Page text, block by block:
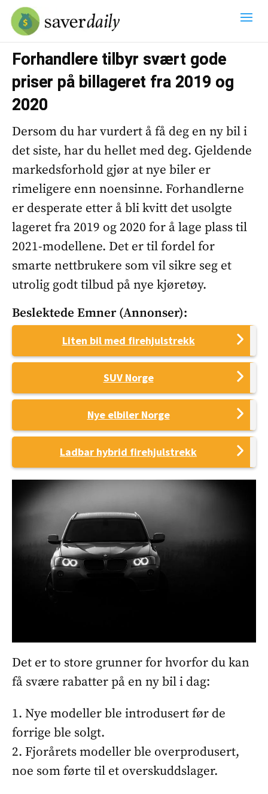
Forhandlere tilbyr svært gode
priser på billageret fra 2019 og
2020
Dersom du har vurdert å få deg en ny bil i
det siste, har du hellet med deg. Gjeldende
markedsforhold gjør at nye biler er
rimeligere enn noensinne. Forhandlerne
er desperate etter å bli kvitt det usolgte
lageret fra 2019 og 2020 for å lage plass til
2021-modellene. Det er til fordel for
smarte nettbrukere som vil sikre seg et
utrolig godt tilbud på nye kjøretøy.
Beslektede Emner (annonser):
Liten bil med firehjulstrekk
SUV Norge
Nye elbiler Norge
Ladbar hybrid firehjulstrekk
Det er to store grunner for hvorfor du kan
få svære rabatter på en ny bil i dag:
1. Nye modeller ble introdusert før de
forrige ble solgt.
2. Fjorårets modeller ble overprodusert,
noe som førte til et overskuddslager.